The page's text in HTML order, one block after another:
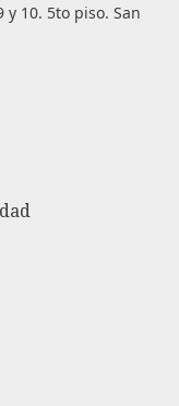
y 10. 5to piso. San